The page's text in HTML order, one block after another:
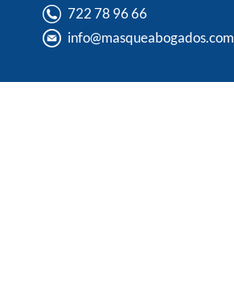
722 78 96 66
info@masqueabogados.com